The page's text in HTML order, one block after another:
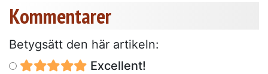
Kommentarer
Betygsätt den här artikeln:
Excellent!